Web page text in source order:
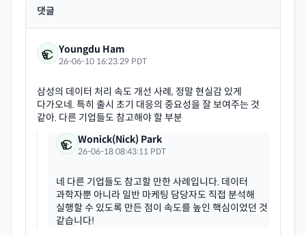
댓글
Youngdu Ham
26-06-10 16:23:29 PDT
삼성의 데이터 처리 속도 개선 사례, 정말 현실감 있게
다가오네. 특히 출시 초기 대응의 중요성을 잘 보여주는 것
Wonick(Nick) Park
26-06-18 08:43:11 PDT
네 다른 기업들도 참고할 만한 사례입니다. 데이터
과학자뿐 아니라 일반 마케팅 담당자도 직접 분석해
실행할 수 있도록 만든 점이 속도를 높인 핵심이었던 것